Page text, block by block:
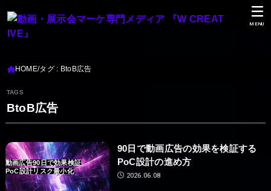
MENU
HOME タグ : BtoB広告
BtoB広告
動画広告90日で効果検証
PoC設計リスク最小化
90日で動画広告の効果を検証する
PoC設計の進め方
2026.06.08